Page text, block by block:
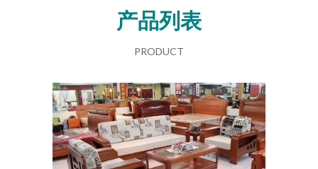
产品列表
PRODUCT